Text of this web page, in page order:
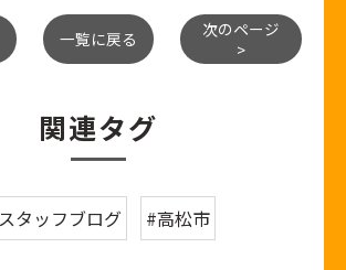
一覧に戻る
次のページ
>
関連タグ
タッフブログ #高松市